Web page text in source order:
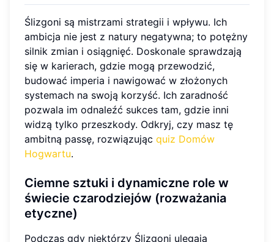
Ślizgoni są mistrzami strategii i wpływu. Ich
ambicja nie jest z natury negatywna; to potężny
silnik zmian i osiągnięć. Doskonale sprawdzają
się w karierach, gdzie mogą przewodzić,
budować imperia i nawigować w złożonych
systemach na swoją korzyść. Ich zaradność
pozwala im odnaleźć sukces tam, gdzie inni
widzą tylko przeszkody. Odkryj, czy masz tę
ambitną passę, rozwiązując quiz Domów
Hogwartu.
Ciemne sztuki i dynamiczne role w
świecie czarodziejów (rozważania
etyczne)
Podczas gdy niektórzy Ślizgoni ulegają